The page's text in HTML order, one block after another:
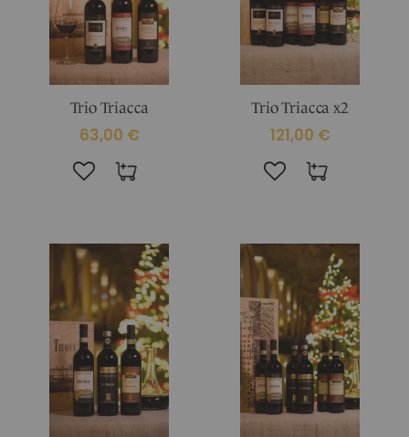
Trio Triacca
63,00 €
Trio Triacca x2
121,00 €